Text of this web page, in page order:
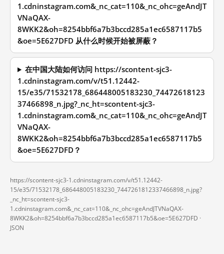
1.cdninstagram.com&_nc_cat=110&_nc_ohc=geAndJT
VNaQAX-
8WKK2&oh=8254bbf6a7b3bccd285a1ec6587117b5
&oe=5E627DFD 从什么时候开始被屏蔽？
在中国大陆如何访问 https://scontent-sjc3-
1.cdninstagram.com/v/t51.12442-
15/e35/71532178_686448005183230_74472618123
37466898_n.jpg?_nc_ht=scontent-sjc3-
1.cdninstagram.com&_nc_cat=110&_nc_ohc=geAndJT
VNaQAX-
8WKK2&oh=8254bbf6a7b3bccd285a1ec6587117b5
&oe=5E627DFD？
https://scontent-sjc3-1.cdninstagram.com/v/t51.12442-
15/e35/71532178_686448005183230_7447261812337466898_n.jpg?
_nc_ht=scontent-sjc3-
1.cdninstagram.com&_nc_cat=110&_nc_ohc=geAndJTVNaQAX-
8WKK2&oh=8254bbf6a7b3bccd285a1ec6587117b5&oe=5E627DFD ·
JSON